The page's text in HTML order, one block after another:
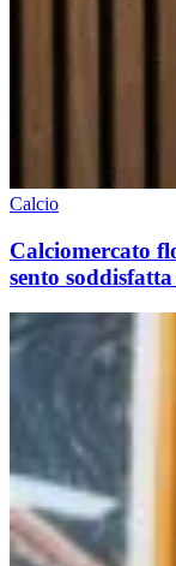
Calcio
Calciomercato
sento